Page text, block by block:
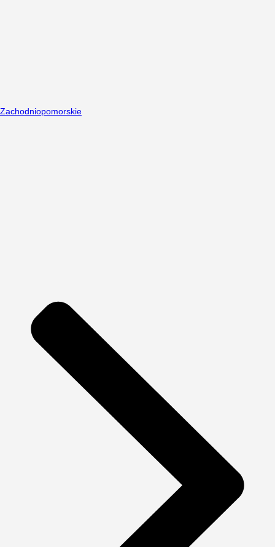
Zachodniopomorskie